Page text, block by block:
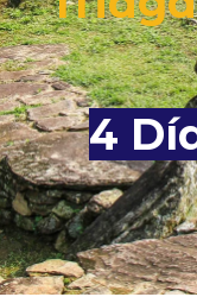
4